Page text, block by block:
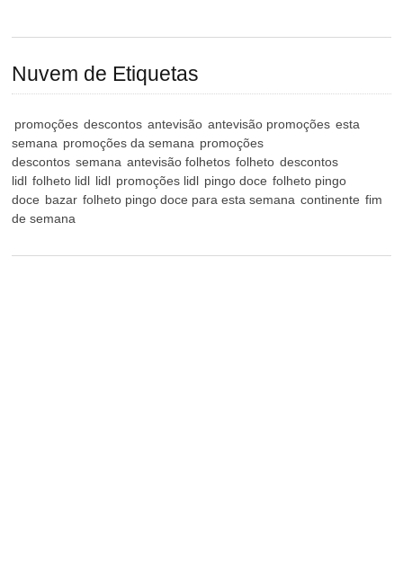
Nuvem de Etiquetas
promoções descontos antevisão antevisão promoções esta
semana promoções da semana promoções
descontos semana antevisão folhetos folheto descontos
lidl folheto lidl lidl promoções lidl pingo doce folheto pingo
doce bazar folheto pingo doce para esta semana continente fim
de semana